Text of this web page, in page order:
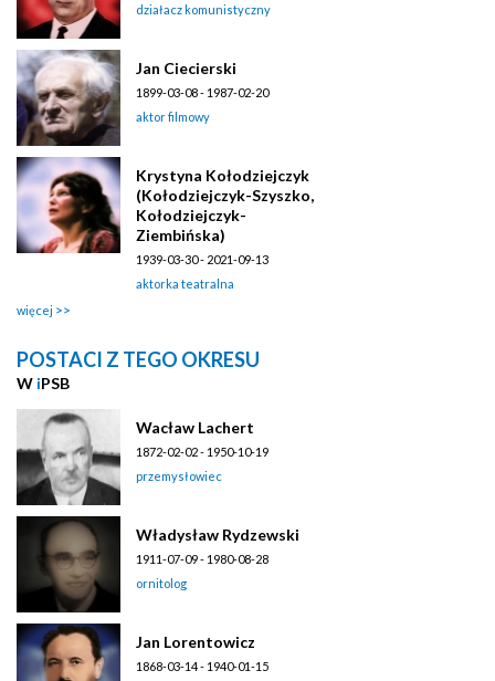
działacz komunistyczny
Jan Ciecierski
1899-03-08 - 1987-02-20
aktor filmowy
Krystyna Kołodziejczyk
(Kołodziejczyk-Szyszko,
Kołodziejczyk-
Ziembińska)
1939-03-30 - 2021-09-13
aktorka teatralna
więcej
POSTACI Z TEGO OKRESU
W iPSB
Wacław Lachert
1872-02-02 - 1950-10-19
przemysłowiec
Władysław Rydzewski
1911-07-09 - 1980-08-28
ornitolog
Jan Lorentowicz
1868-03-14 - 1940-01-15